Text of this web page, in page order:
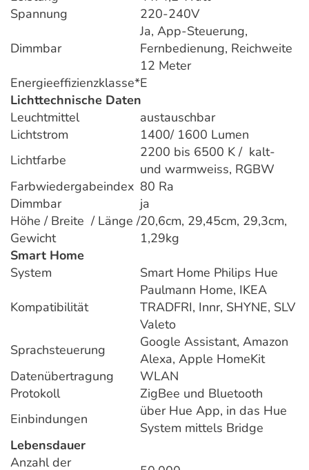
Spannung
220-240V
Dimmbar
Ja, App-Steuerung,
Fernbedienung, Reichweite
12 Meter
Energieeffizienzklasse*E
Lichttechnische Daten
Leuchtmittel
austauschbar
Lichtstrom
1400/ 1600 Lumen
Lichtfarbe
2200 bis 6500 K / kalt-
und warmweiss, RGBW
Farbwiedergabeindex 80 Ra
Dimmbar
ja
Höhe / Breite / Länge /
Gewicht
20,6cm, 29,45cm, 29,3cm,
1,29kg
Smart Home
System
Smart Home Philips Hue
Kompatibilität
Paulmann Home, IKEA
TRADFRI, Innr, SHYNE, SLV
Valeto
Sprachsteuerung
Google Assistant, Amazon
Alexa, Apple HomeKit
Datenübertragung
WLAN
Protokoll
ZigBee und Bluetooth
Einbindungen
über Hue App, in das Hue
System mittels Bridge
Lebensdauer
Anzahl der